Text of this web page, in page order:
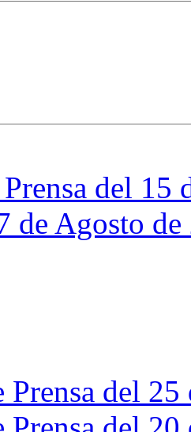
del 15
de Agosto
Prensa del